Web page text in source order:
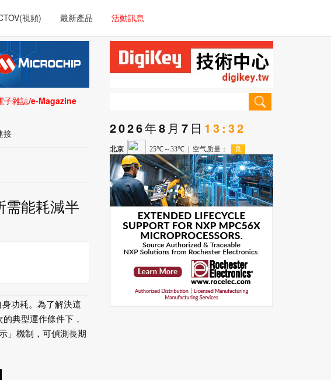
路
技術 微處理器/微控制器
視頻) 最新產品 活動訊息
路 介面技術
技術 微處理器/微控制器
量測儀器
子雜誌/e-Magazine
接
能耗減半
功耗。為了解決這
典型運作條件下，
」機制，可偵測長期
2026年8月7日 13:32